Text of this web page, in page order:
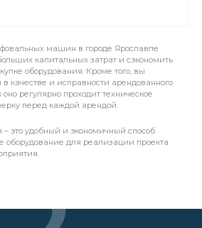
машин в городе Ярославле
капитальных затрат и сэкономить
оборудования. Кроме того, вы
качестве и исправности арендованного
регулярно проходит техническое
перед каждой арендой.
это удобный и экономичный способ
оборудование для реализации проекта